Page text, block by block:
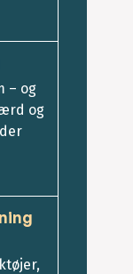
– og
og